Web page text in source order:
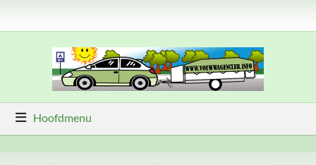
Hoofdmenu